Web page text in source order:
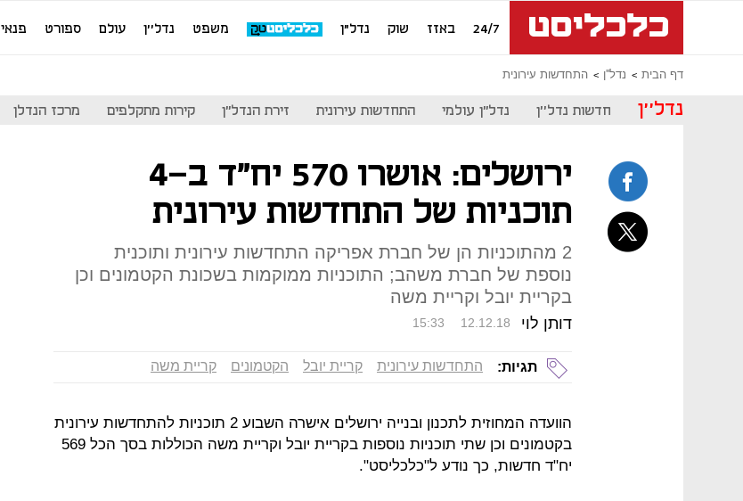
24/7 באזז שוק נדל"ן משפט נדל''ן עולם ספורט פנאי
דף הבית נדל''ן התחדשות עירונית
נדל''ן חדשות נדל''ן נדל"ן עולמי התחדשות עירונית זירת הנדל"ן קירות מתקלפים מרכז הנדלן
ירושלים: אושרו 570 יח"ד ב-4
תוכניות של התחדשות עירונית
2 מהתוכניות הן של חברת אפריקה התחדשות עירונית ותוכנית
נוספת של חברת משהב; התוכניות ממוקמות בשכונת הקטמונים וכן
בקריית יובל וקריית משה
דותן לוי 15:33 12.12.18
תגיות: התחדשות עירונית קריית יובל הקטמונים קריית משה
הוועדה המחוזית לתכנון ובנייה ירושלים אישרה השבוע 2 תוכניות להתחדשות עירונית
בקטמונים וכן שתי תוכניות נוספות בקריית יובל וקריית משה הכוללות בסך הכל 569
יח"ד חדשות, כך נודע ל"כלכליסט".